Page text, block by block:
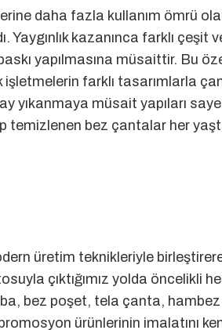
daha fazla kullanım ömrü
kazanınca farklı çeşit
yapılmasına müsaittir. Bu
farklı tasarımlarla
yıkanmaya müsait yapıları
temizlenen bez çantalar her
üretim teknikleriyle
çıktığımız yolda öncelikli
bez poşet, tela çanta,
ürünlerinin imalatını